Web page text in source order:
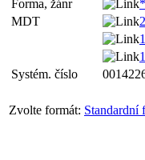
Forma, žánr
MDT
Systém. číslo
Zvolte formát: Standardní